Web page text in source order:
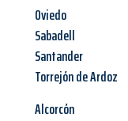
Oviedo
Sabadell
Santander
Torrejón de Ardoz
Alcorcón